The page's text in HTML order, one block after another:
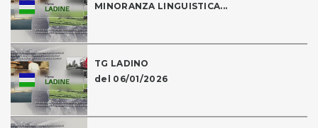
MINORANZA LINGUISTICA...
TG LADINO
del 06/01/2026